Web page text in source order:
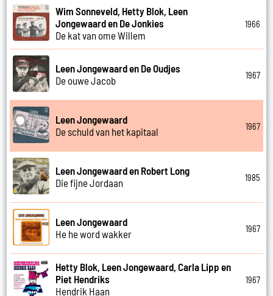
Wim Sonneveld, Hetty Blok, Leen
Jongewaard en De Jonkies
De kat van ome Willem
1966
Leen Jongewaard en De Oudjes
De ouwe Jacob
1967
Leen Jongewaard
De schuld van het kapitaal
1967
Leen Jongewaard en Robert Long
Die fijne Jordaan
1985
Leen Jongewaard
He he word wakker
1967
Hetty Blok, Leen Jongewaard, Carla Lipp en
Piet Hendriks
Hendrik Haan
1967